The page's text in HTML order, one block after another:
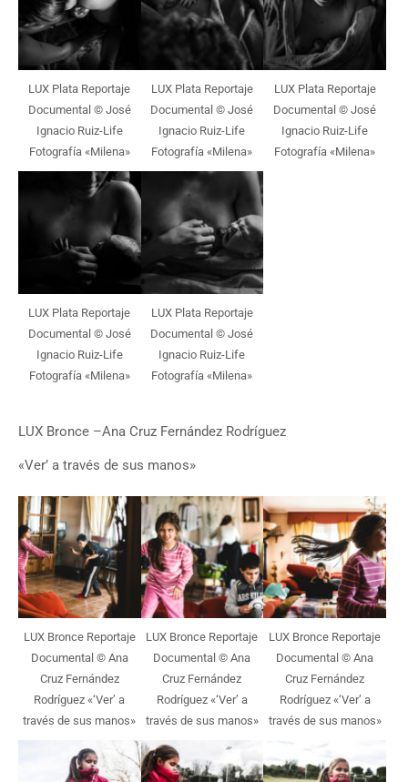
LUX Plata Reportaje
Documental © José
Ignacio Ruiz-Life
Fotografía «Milena»
LUX Plata Reportaje
Documental © José
Ignacio Ruiz-Life
Fotografía «Milena»
LUX Plata Reportaje
Documental © José
Ignacio Ruiz-Life
Fotografía «Milena»
LUX Plata Reportaje
Documental © José
Ignacio Ruiz-Life
Fotografía «Milena»
LUX Plata Reportaje
Documental © José
Ignacio Ruiz-Life
Fotografía «Milena»
LUX Bronce –Ana Cruz Fernández Rodríguez
«Ver’ a través de sus manos»
LUX Bronce Reportaje
Documental © Ana
Cruz Fernández
Rodríguez «‘Ver’ a
través de sus manos»
LUX Bronce Reportaje
Documental © Ana
Cruz Fernández
Rodríguez «‘Ver’ a
través de sus manos»
LUX Bronce Reportaje
Documental © Ana
Cruz Fernández
Rodríguez «‘Ver’ a
través de sus manos»